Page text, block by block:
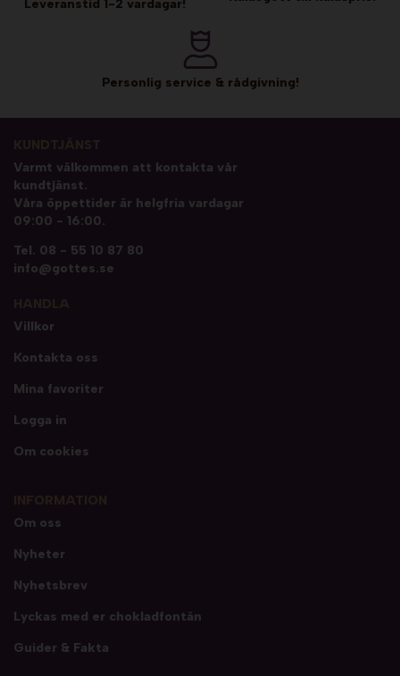
Leveranstid 1-2 vardagar!
Personlig service & rådgivning!
Varmt välkommen att kontakta vår
kundtjänst.
Våra öppettider är helgfria vardagar
09:00 - 16:00.
Tel. 08 - 55 10 87 80
info@gottes.se
Villkor
Kontakta oss
Mina favoriter
Logga in
Om cookies
Om oss
Nyheter
Nyhetsbrev
Lyckas med er chokladfontän
Guider & Fakta